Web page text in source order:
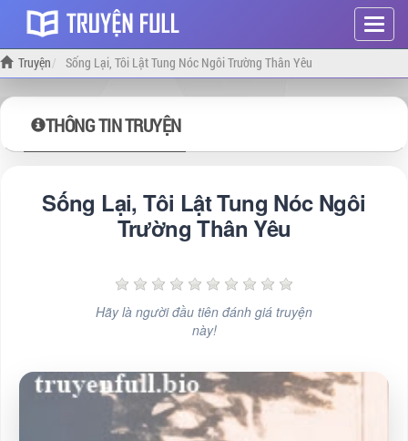
Hiện
menu
Truyện Sống Lại, Tôi Lật Tung Nóc Ngôi Trường Thân Yêu
THÔNG TIN TRUYỆN
Sống Lại, Tôi Lật Tung Nóc Ngôi
Trường Thân Yêu
Hãy là người đầu tiên đánh giá truyện
này!